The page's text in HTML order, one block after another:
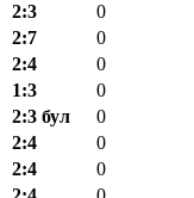
2:3
0
2:7
0
2:4
0
1:3
0
2:3 бул
0
2:4
0
2:4
0